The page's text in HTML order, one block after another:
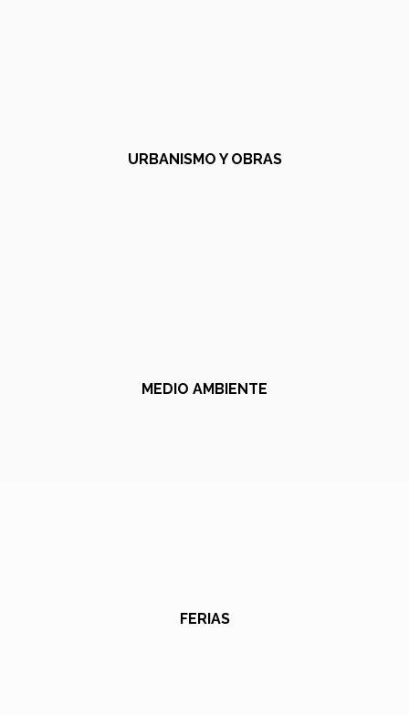
URBANISMO Y OBRAS
MEDIO AMBIENTE
FERIAS